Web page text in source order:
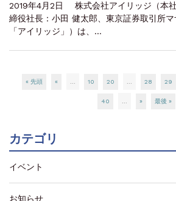
2019年4月2日 株式会社アイリッジ（本
締役社長：小田 健太郎、東京証券取引所
「アイリッジ」）は、…
« 先頭 « 10 20 28 29
40 » 最後 »
カテゴリ
イベント
お知らせ